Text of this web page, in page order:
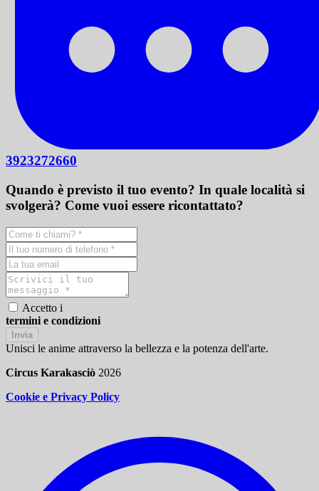
3923272660
Quando è previsto il tuo evento? In quale località si
svolgerà? Come vuoi essere ricontattato?
Accetto i
termini e condizioni
Invia
Unisci le anime attraverso la bellezza e la potenza dell'arte.
Circus Karakasciò 2026
Cookie e Privacy Policy